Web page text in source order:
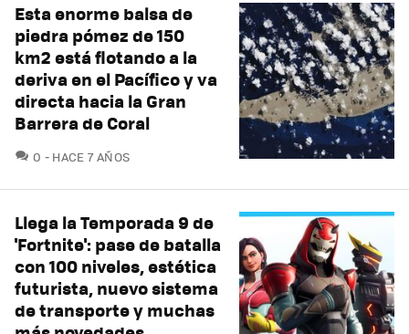
Esta enorme balsa de
piedra pómez de 150
km2 está flotando a la
deriva en el Pacífico y va
directa hacia la Gran
Barrera de Coral
0 COMENTARIOS
HACE 7 AÑOS
Llega la Temporada 9 de
'Fortnite': pase de batalla
con 100 niveles, estética
futurista, nuevo sistema
de transporte y muchas